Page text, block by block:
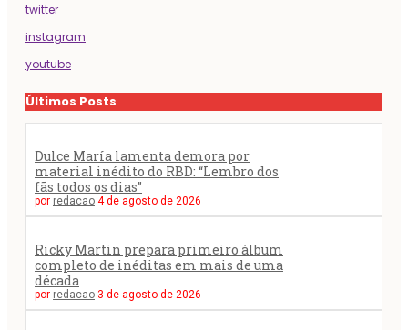
twitter
instagram
youtube
Últimos Posts
Dulce María lamenta demora por
material inédito do RBD: “Lembro dos
fãs todos os dias”
por redacao 4 de agosto de 2026
Ricky Martin prepara primeiro álbum
completo de inéditas em mais de uma
década
por redacao 3 de agosto de 2026